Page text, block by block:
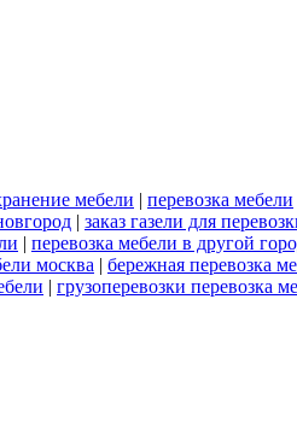
мебели | перевозка мебели
| заказ газели для
| перевозка мебели в другой
москва | бережная перевозка
| грузоперевозки перевозка